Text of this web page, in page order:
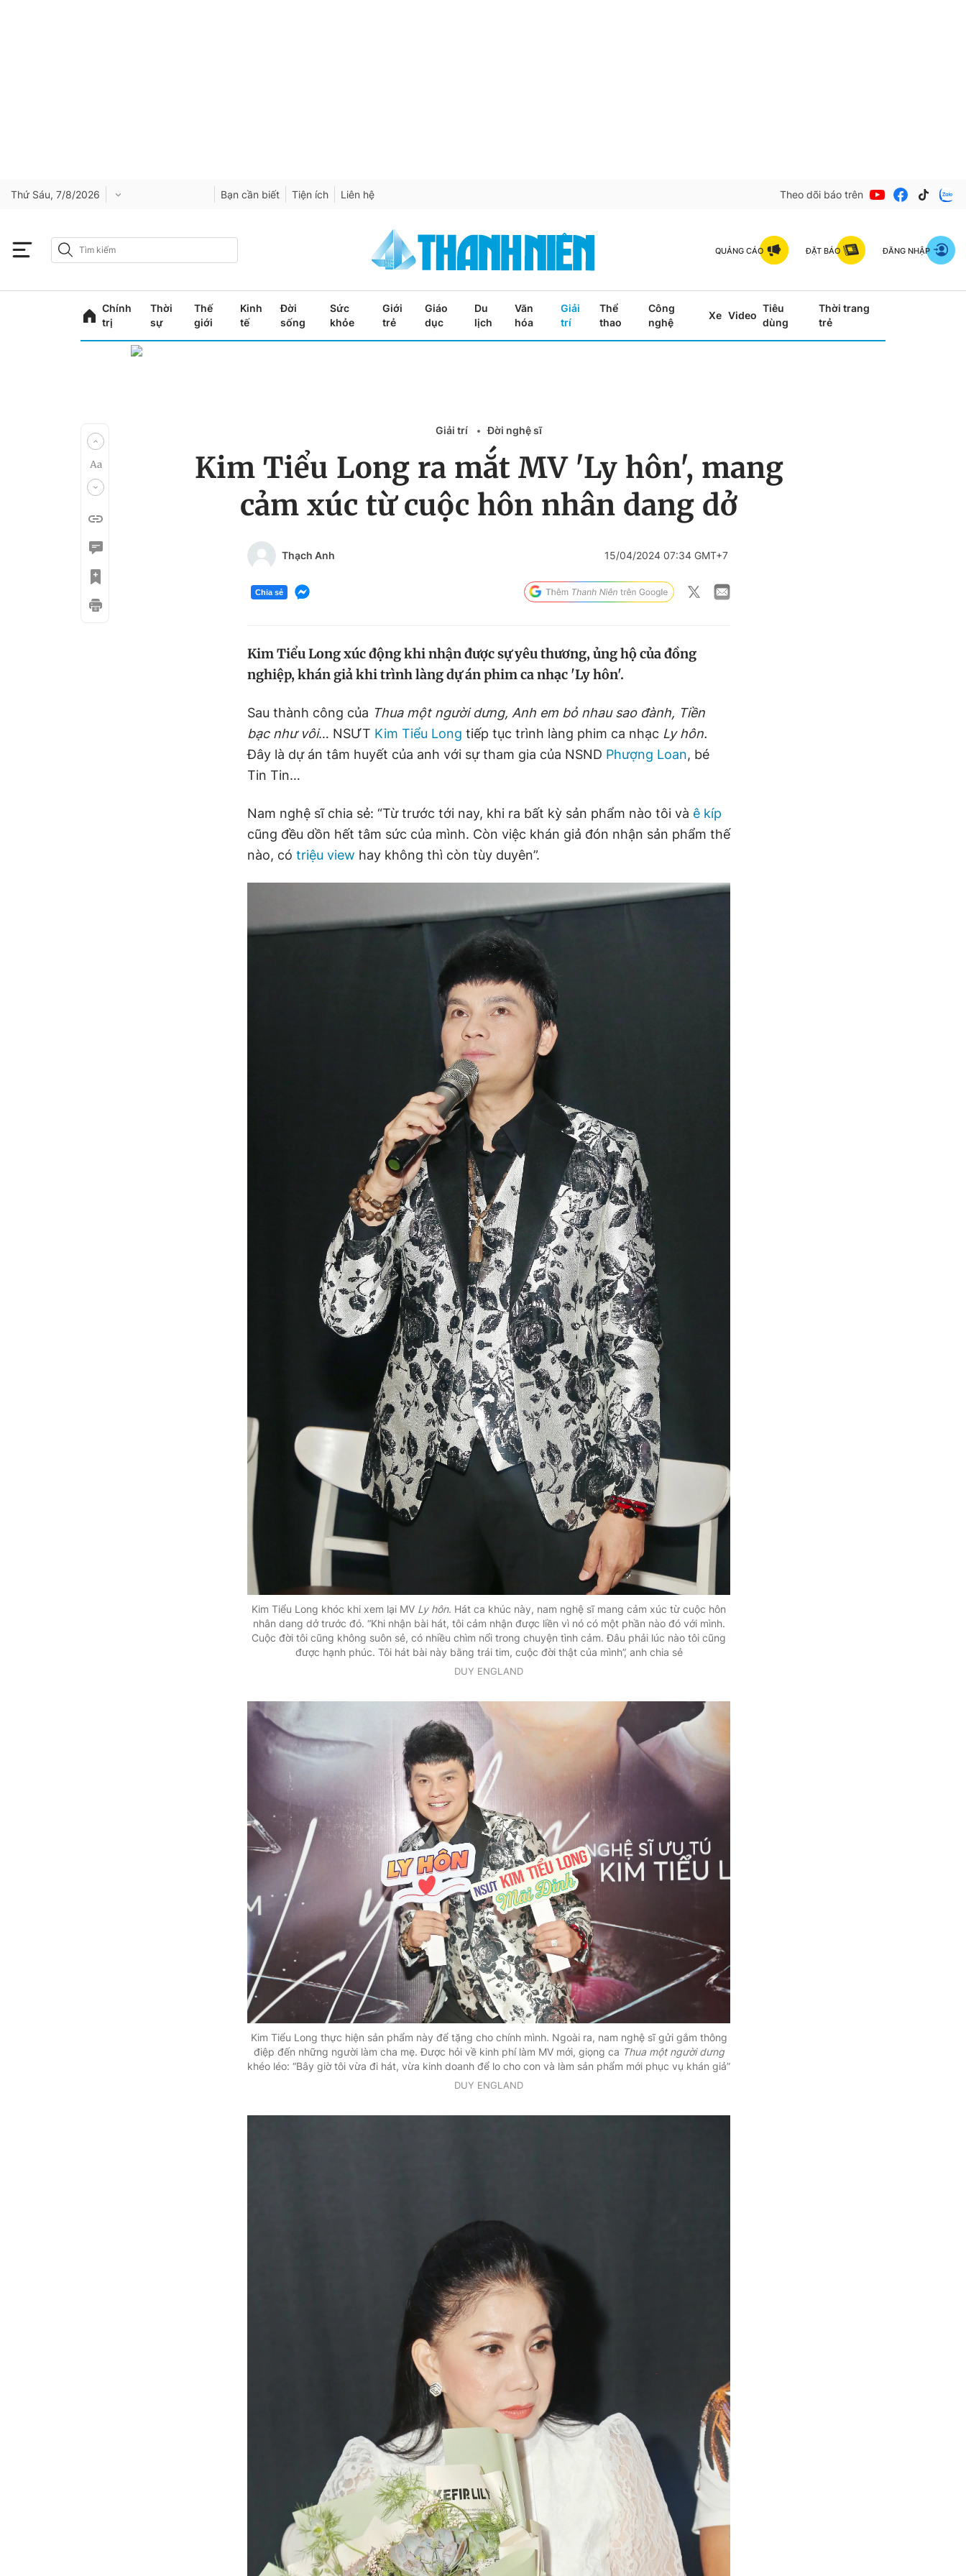
Thứ Sáu, 7/8/2026 Bạn cần biết Tiện ích Liên hệ Theo dõi báo trên
QUẢNG CÁO ĐẶT BÁO ĐĂNG NHẬP
Chính
trị
Thời
sự
Thế
giới
Kinh
tế
Đời
sống
Sức
khỏe
Giới
trẻ
Giáo
dục
Du
lịch
Văn
hóa
Giải
trí
Thể
thao
Công
nghệ
Xe Video
Tiêu
dùng
Thời trang
trẻ
Giải trí Đời nghệ sĩ
Kim Tiểu Long ra mắt MV 'Ly hôn', mang
cảm xúc từ cuộc hôn nhân dang dở
Thạch Anh 15/04/2024 07:34 GMT+7
Chia sẻ
Kim Tiểu Long xúc động khi nhận được sự yêu thương, ủng hộ của đồng
nghiệp, khán giả khi trình làng dự án phim ca nhạc 'Ly hôn'.
Sau thành công của Thua một người dưng, Anh em bỏ nhau sao đành, Tiền
bạc như vôi… NSƯT Kim Tiểu Long tiếp tục trình làng phim ca nhạc Ly hôn.
Đây là dự án tâm huyết của anh với sự tham gia của NSND Phượng Loan, bé
Tin Tin…
Nam nghệ sĩ chia sẻ: “Từ trước tới nay, khi ra bất kỳ sản phẩm nào tôi và ê kíp
cũng đều dồn hết tâm sức của mình. Còn việc khán giả đón nhận sản phẩm thế
nào, có triệu view hay không thì còn tùy duyên”.
Kim Tiểu Long khóc khi xem lại MV Ly hôn. Hát ca khúc này, nam nghệ sĩ mang cảm xúc từ cuộc hôn
nhân dang dở trước đó. “Khi nhận bài hát, tôi cảm nhận được liền vì nó có một phần nào đó với mình.
Cuộc đời tôi cũng không suôn sẻ, có nhiều chìm nổi trong chuyện tình cảm. Đâu phải lúc nào tôi cũng
được hạnh phúc. Tôi hát bài này bằng trái tim, cuộc đời thật của mình”, anh chia sẻ
DUY ENGLAND
Kim Tiểu Long thực hiện sản phẩm này để tặng cho chính mình. Ngoài ra, nam nghệ sĩ gửi gắm thông
điệp đến những người làm cha mẹ. Được hỏi về kinh phí làm MV mới, giọng ca Thua một người dưng
khéo léo: “Bây giờ tôi vừa đi hát, vừa kinh doanh để lo cho con và làm sản phẩm mới phục vụ khán giả”
DUY ENGLAND